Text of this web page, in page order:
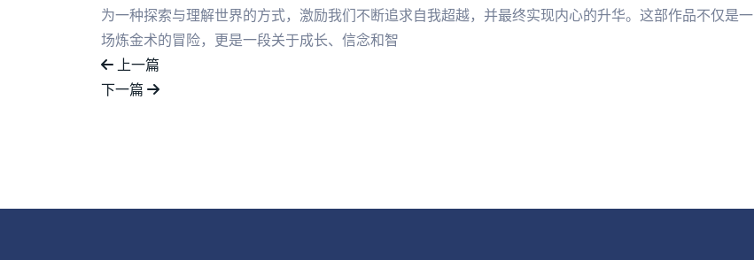
为一种探索与理解世界的方式，激励我们不断追求自我超越，并最终实现内心的升华。这部作品不仅是一
场炼金术的冒险，更是一段关于成长、信念和智
上一篇
下一篇